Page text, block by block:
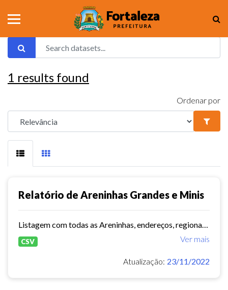
1 results found
Ordenar por
Relatório de Areninhas Grandes e Minis
Ver mais
CSV
Atualização: 23/11/2022